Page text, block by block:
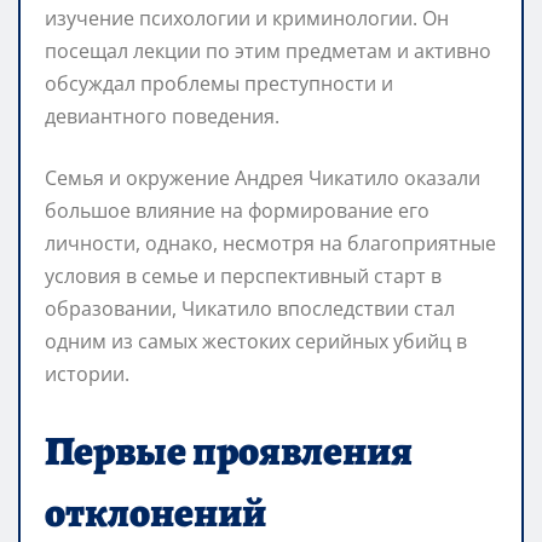
изучение психологии и криминологии. Он
посещал лекции по этим предметам и активно
обсуждал проблемы преступности и
девиантного поведения.
Семья и окружение Андрея Чикатило оказали
большое влияние на формирование его
личности, однако, несмотря на благоприятные
условия в семье и перспективный старт в
образовании, Чикатило впоследствии стал
одним из самых жестоких серийных убийц в
истории.
Первые проявления
отклонений